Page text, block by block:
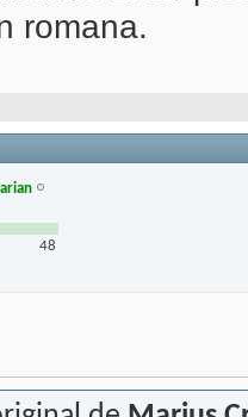
romana.
48